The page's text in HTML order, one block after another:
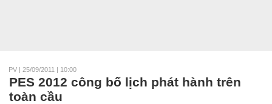
PV | 25/09/2011 | 10:00
PES 2012 công bố lịch phát hành trên
toàn cầu